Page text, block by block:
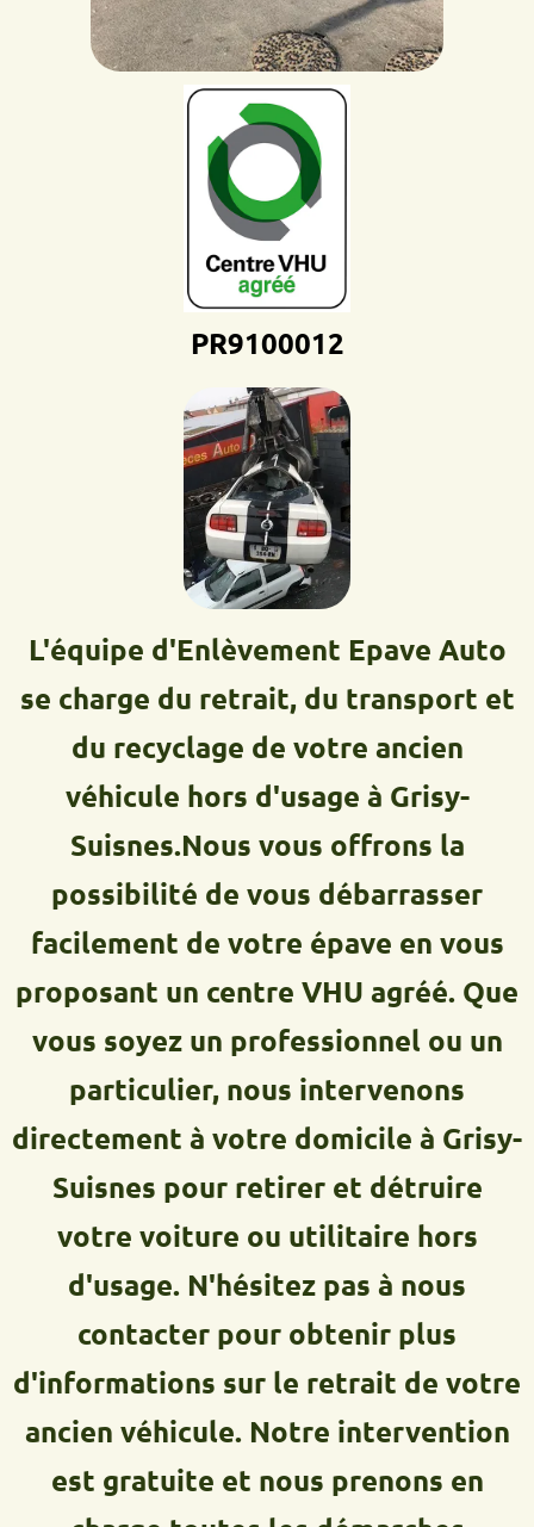
PR9100012D
L'équipe d'Enlèvement Epave Auto
se charge du retrait, du transport et
du recyclage de votre ancien
véhicule hors d'usage à Grisy-
Suisnes.Nous vous offrons la
possibilité de vous débarrasser
facilement de votre épave en vous
proposant un centre VHU agréé. Que
vous soyez un professionnel ou un
particulier, nous intervenons
directement à votre domicile à Grisy-
Suisnes pour retirer et détruire
votre voiture ou utilitaire hors
d'usage. N'hésitez pas à nous
contacter pour obtenir plus
d'informations sur le retrait de votre
ancien véhicule. Notre intervention
est gratuite et nous prenons en